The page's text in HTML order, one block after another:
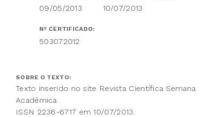
09/05/2013 10/07/2013
Nº CERTIFICADO:
503072012
SOBRE O TEXTO:
Texto inserido no site Revista Científica Semana
Acadêmica
ISSN 2236-6717 em 10/07/2013.